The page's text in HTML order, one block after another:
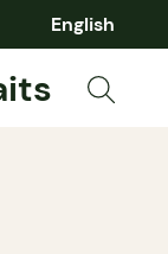
English